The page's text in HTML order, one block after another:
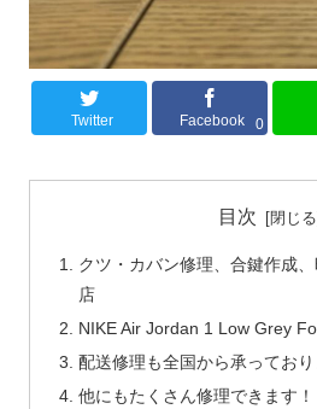
Twitter Facebook 0
目次
クツ・カバン修理、合鍵作成
店
NIKE Air Jordan 1 Low Grey
配送修理も全国から承っており
他にもたくさん修理できます！